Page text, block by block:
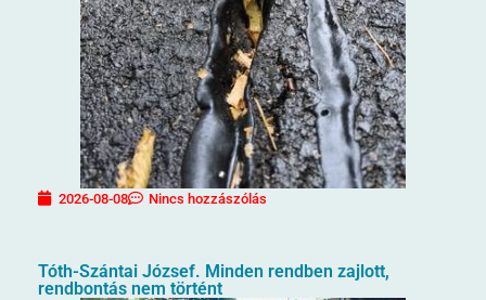
2026-08-08 Nincs hozzászólás
Tóth-Szántai József. Minden rendben zajlott,
rendbontás nem történt